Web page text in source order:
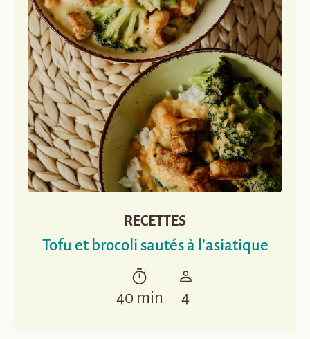
RECETTES
Tofu et brocoli sautés à l’asiatique
40 min 4